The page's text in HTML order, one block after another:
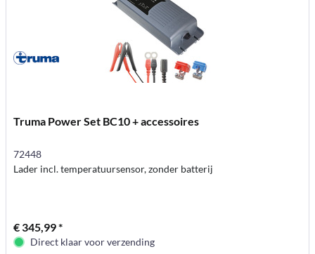
Truma Power Set BC10 + accessoires
72448
Lader incl. temperatuursensor, zonder batterij
€ 345,99 *
Direct klaar voor verzending